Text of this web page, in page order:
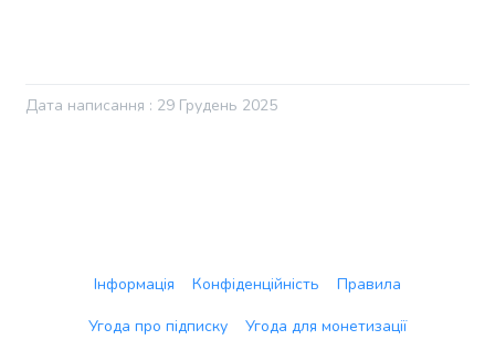
Дата написання : 29 Грудень 2025
Інформація Конфіденційність
Правила
Угода про підписку
Угода для монетизації